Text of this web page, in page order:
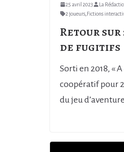
25 avril 2023 La
2 joueurs Fictions
Retour sur :
de fugitifs
Sorti en 2018, «
coopératif pour
du jeu d’aventure